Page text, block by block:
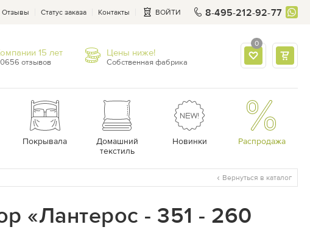
Отзывы Статус заказа Контакты ВОЙТИ 8-495-212-92-77
15 лет
отзывов
Цены ниже!
Собственная фабрика
0
Покрывала
Домашний
текстиль
Новинки Распродажа
Вернуться в каталог
«Лантерос - 351 - 260